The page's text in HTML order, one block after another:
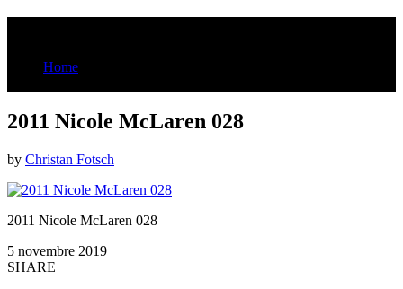
Home
2011 Nicole McLaren 028
by Christan Fotsch
2011 Nicole McLaren 028
5 novembre 2019
SHARE